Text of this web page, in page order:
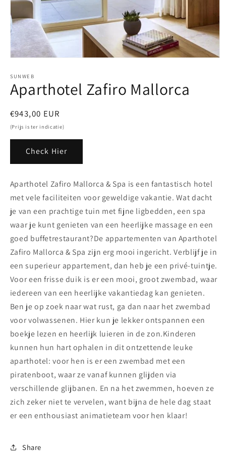
openen
in
modaal
SUNWEB
Aparthotel Zafiro Mallorca
Normale
prijs
€943,00 EUR
(Prijs is ter indicatie)
Check Hier
Aparthotel Zafiro Mallorca & Spa is een fantastisch hotel
met vele faciliteiten voor geweldige vakantie. Wat dacht
je van een prachtige tuin met fijne ligbedden, een spa
waar je kunt genieten van een heerlijke massage en een
goed buffetrestaurant?De appartementen van Aparthotel
Zafiro Mallorca & Spa zijn erg mooi ingericht. Verblijf je in
een superieur appartement, dan heb je een privé-tuintje.
Voor een frisse duik is er een mooi, groot zwembad, waar
iedereen van een heerlijke vakantiedag kan genieten.
Ben je op zoek naar wat rust, ga dan naar het zwembad
voor volwassenen. Hier kun je lekker ontspannen een
boekje lezen en heerlijk luieren in de zon.Kinderen
kunnen hun hart ophalen in dit ontzettende leuke
aparthotel: voor hen is er een zwembad met een
piratenboot, waar ze vanaf kunnen glijden via
verschillende glijbanen. En na het zwemmen, hoeven ze
zich zeker niet te vervelen, want bijna de hele dag staat
er een enthousiast animatieteam voor hen klaar!
Share